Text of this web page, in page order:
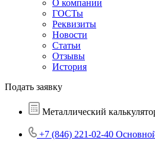
О компании
ГОСТы
Реквизиты
Новости
Статьи
Отзывы
История
Подать заявку
Металлический
+7 (846) 221-02-40